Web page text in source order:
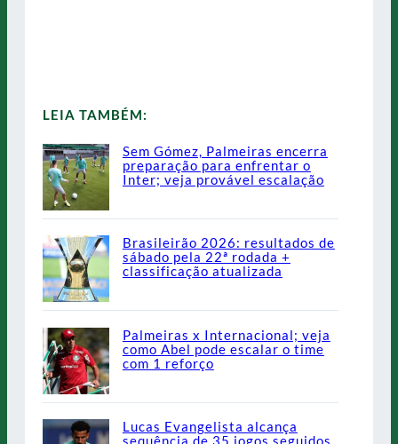
LEIA TAMBÉM:
Sem Gómez, Palmeiras encerra
preparação para enfrentar o
Inter; veja provável escalação
Brasileirão 2026: resultados de
sábado pela 22ª rodada +
classificação atualizada
Palmeiras x Internacional; veja
como Abel pode escalar o time
com 1 reforço
Lucas Evangelista alcança
sequência de 35 jogos seguidos